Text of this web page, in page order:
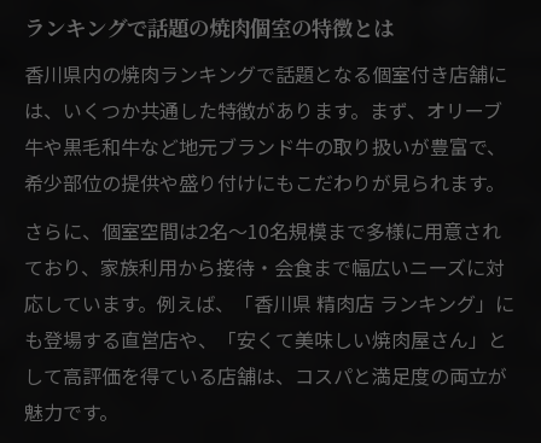
ランキングで話題の焼肉個室の特徴とは
香川県内の焼肉ランキングで話題となる個室付き店舗に
は、いくつか共通した特徴があります。まず、オリーブ
牛や黒毛和牛など地元ブランド牛の取り扱いが豊富で、
希少部位の提供や盛り付けにもこだわりが見られます。
さらに、個室空間は2名～10名規模まで多様に用意され
ており、家族利用から接待・会食まで幅広いニーズに対
応しています。例えば、「香川県 精肉店 ランキング」に
も登場する直営店や、「安くて美味しい焼肉屋さん」と
して高評価を得ている店舗は、コスパと満足度の両立が
魅力です。